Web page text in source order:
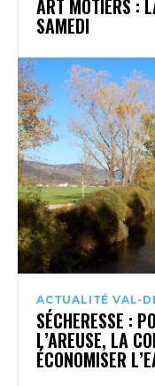
ART MÔTIERS :
SAMEDI
ACTUALITÉ VAL-
SÉCHERESSE :
L’AREUSE, LA
ÉCONOMISER